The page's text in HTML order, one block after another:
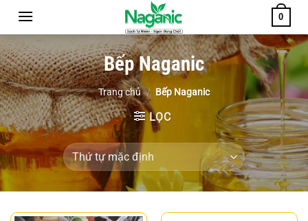
nội
dung
0
Bếp Naganic
Trang chủ / Bếp Naganic
LỌC